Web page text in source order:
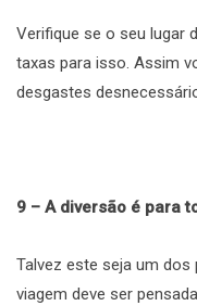
Verifique se o seu lugar
taxas para isso. Assim
desgastes
9 – A diversão é para
Talvez este seja um
viagem deve ser